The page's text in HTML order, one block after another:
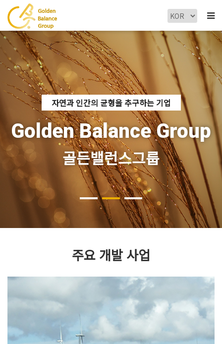
자연과 인간의 균형을 추구하는 기업
Golden Balance Group
골든밸런스그룹
주요 개발 사업